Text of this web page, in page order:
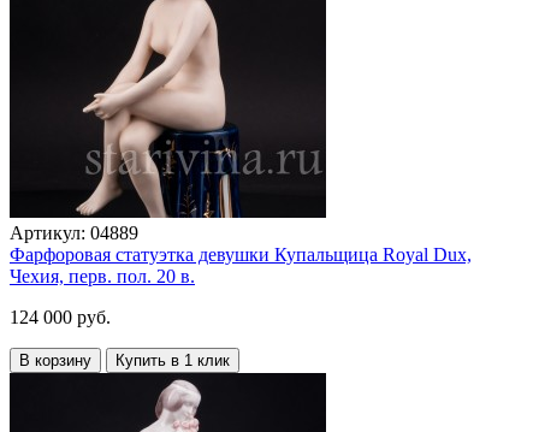
Артикул: 04889
Фарфоровая статуэтка девушки Купальщица Royal Dux,
Чехия, перв. пол. 20 в.
124 000 руб.
В корзину Купить в 1 клик